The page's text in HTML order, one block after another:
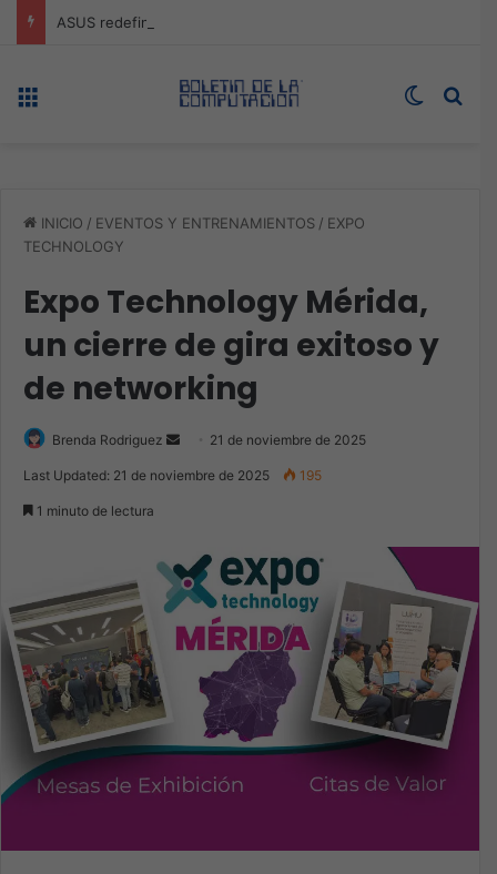
Switch
INICIO / EVENTOS Y ENTRENAMIENTOS / EXPO
TECHNOLOGY
Expo Technology Mérida,
un cierre de gira exitoso y
de networking
Brenda Rodriguez
Send 21 de noviembre de 2025
Last Updated: 21 de noviembre de 2025 195
1 minuto de lectura